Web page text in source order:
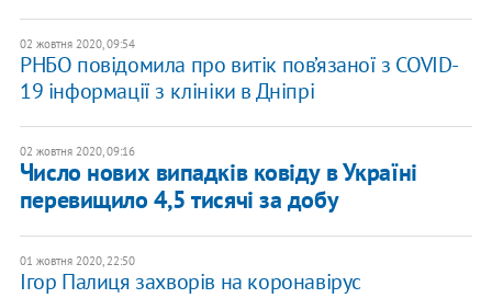
02 жовтня 2020, 09:54
РНБО повідомила про витік пов’язаної з COVID-
19 інформації з клініки в Дніпрі
02 жовтня 2020, 09:16
Число нових випадків ковіду в Україні
перевищило 4,5 тисячі за добу
01 жовтня 2020, 22:50
Ігор Палиця захворів на коронавірус